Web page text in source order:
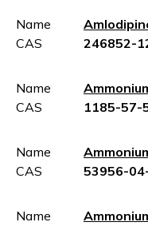
Name
CAS
246852-
Name
CAS
1185-57-
Name
CAS
53956-
Name